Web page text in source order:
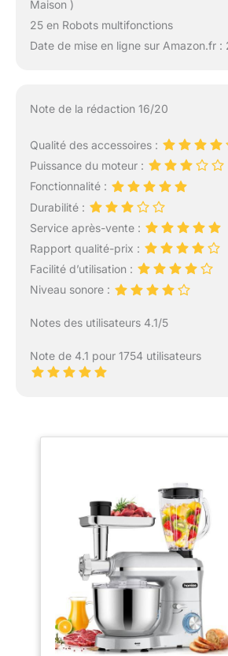
Maison )
25 en Robots multifonctions
Date de mise en ligne sur Amazon.fr
Note de la rédaction 16/20
Qualité des accessoires :
Puissance du moteur :
Fonctionnalité :
Durabilité :
Service après-vente :
Rapport qualité-prix :
Facilité d’utilisation :
Niveau sonore :
Notes des utilisateurs 4.1/5
Note de 4.1 pour 1754 utilisateurs